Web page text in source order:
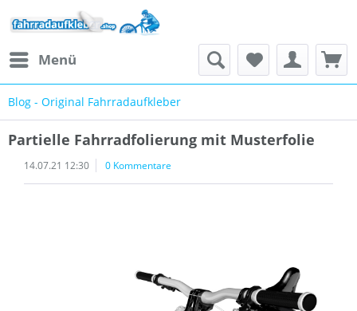
Menü
Blog - Original Fahrradaufkleber
Partielle Fahrradfolierung mit Musterfolie
14.07.21 12:30 0 Kommentare